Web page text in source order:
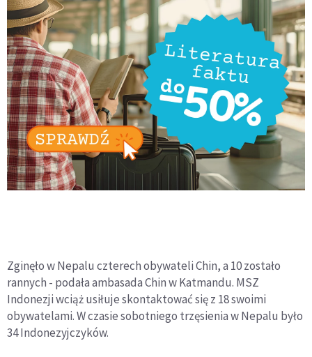
Zginęło w Nepalu czterech obywateli Chin, a 10 zostało
rannych - podała ambasada Chin w Katmandu. MSZ
Indonezji wciąż usiłuje skontaktować się z 18 swoimi
obywatelami. W czasie sobotniego trzęsienia w Nepalu było
34 Indonezyjczyków.